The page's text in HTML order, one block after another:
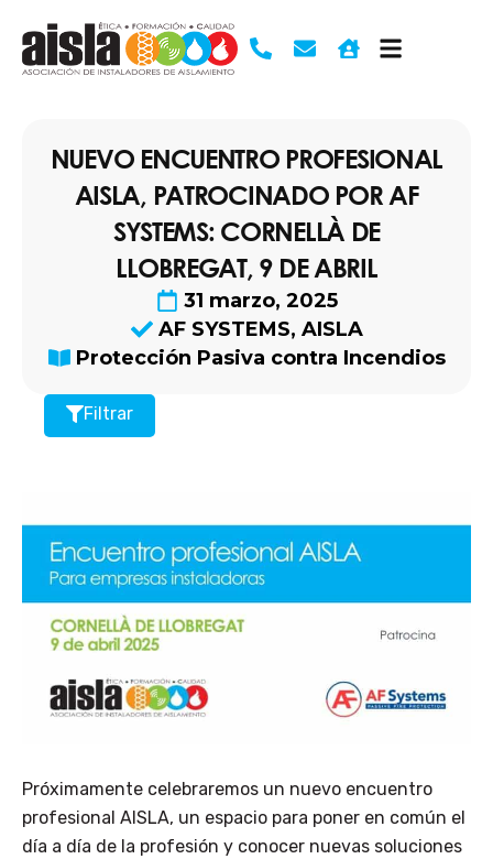
contenido
NUEVO ENCUENTRO PROFESIONAL
AISLA, PATROCINADO POR AF
SYSTEMS: CORNELLÀ DE
LLOBREGAT, 9 DE ABRIL
31 marzo, 2025
AF SYSTEMS, AISLA
Protección Pasiva contra Incendios
Filtrar
Próximamente celebraremos un nuevo encuentro
profesional AISLA, un espacio para poner en común el
día a día de la profesión y conocer nuevas soluciones